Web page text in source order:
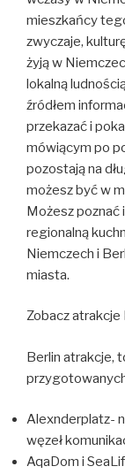
mieszkańcy
zwyczaje,
żyją w
lokalną
źródłem
przekazać i
mówiącym po
pozostają na
możesz być w
Możesz poznać
regionalną
Niemczech i
miasta.
Zobacz atrakcje
Berlin atrakcje,
Alexnderplatz-
węzeł
AqaDom i